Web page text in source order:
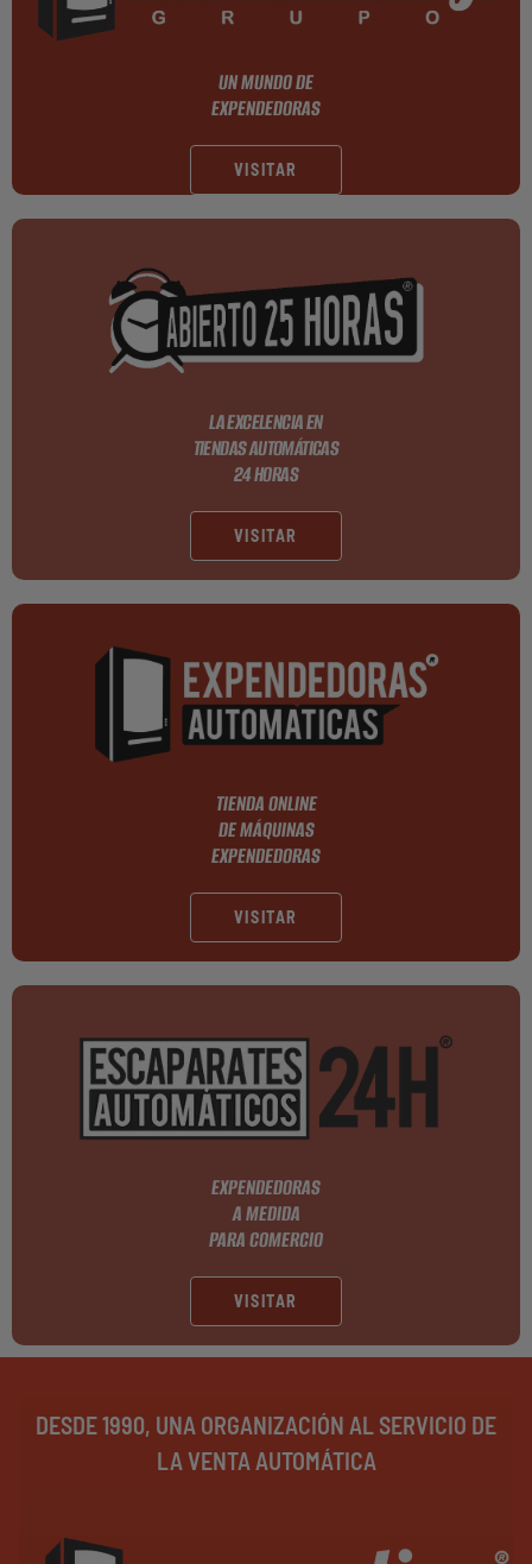
UN MUNDO DE
EXPENDEDORAS
VISITAR
LA EXCELENCIA EN
TIENDAS AUTOMÁTICAS
24 HORAS
VISITAR
TIENDA ONLINE
DE MÁQUINAS
EXPENDEDORAS
VISITAR
EXPENDEDORAS
A MEDIDA
PARA COMERCIO
VISITAR
DESDE 1990, UNA ORGANIZACIÓN AL SERVICIO DE
LA VENTA AUTOMÁTICA